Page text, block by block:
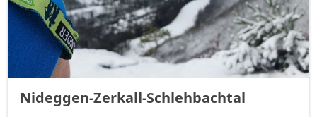
Nideggen-Zerkall-Schlehbachtal